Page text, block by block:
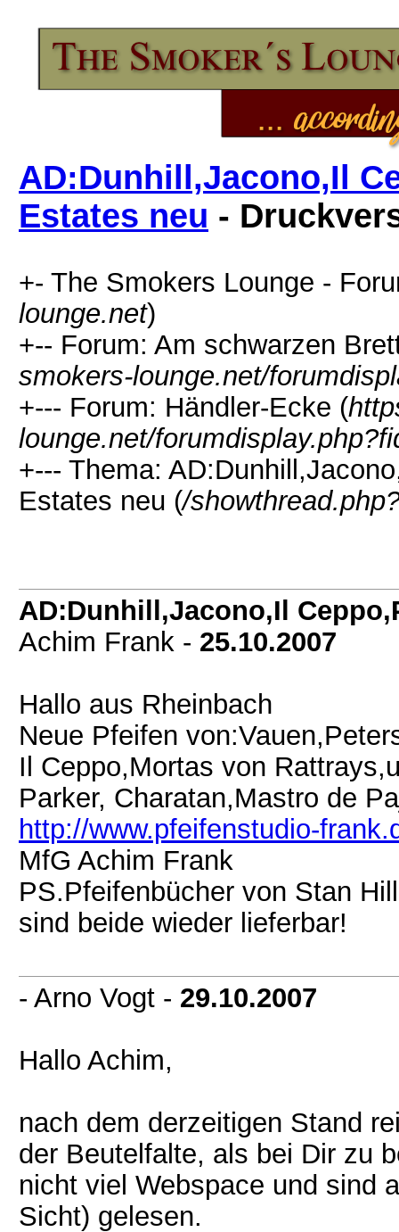
AD:Dunhill,Jacono,Il
Estates neu -
+- The Smokers Lounge -
lounge.net)
+-- Forum: Am schwarzen
smokers-lounge.net/
+--- Forum: Händler-Ecke (
lounge.net/
+--- Thema:
Estates neu (/
AD:Dunhill,Jacono,Il
Achim Frank - 25.10.2007
Hallo aus Rheinbach
Neue Pfeifen
Il Ceppo,Mortas von
Parker, Charatan,Mastro de
http://www.pfeifenstudio-
MfG Achim Frank
PS.Pfeifenbücher von Stan
sind beide wieder lieferbar!
- Arno Vogt - 29.10.2007
Hallo Achim,
nach dem derzeitigen Stand
der Beutelfalte, als bei Dir zu
nicht viel Webspace und sind
Sicht) gelesen.